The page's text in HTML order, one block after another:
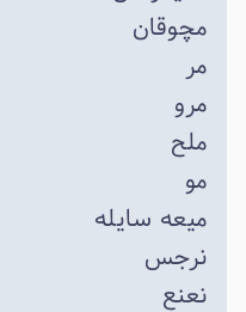
مچوقان
مر
مرو
ملح
مو
میعه سایله
نرجس
نعنع